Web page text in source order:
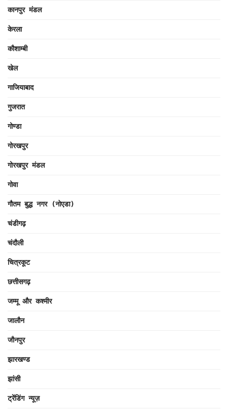
कानपुर मंडल
केरला
कौशाम्बी
खेल
गाजियाबाद
गुजरात
गोण्डा
गोरखपुर
गोरखपुर मंडल
गोवा
गौतम बुद्ध नगर (नोएडा)
चंडीगढ़
चंदौली
चित्रकूट
छत्तीसगढ़
जम्मू और कश्मीर
जालौन
जौनपुर
झारखण्ड
झांसी
ट्रेंडिंग न्यूज़